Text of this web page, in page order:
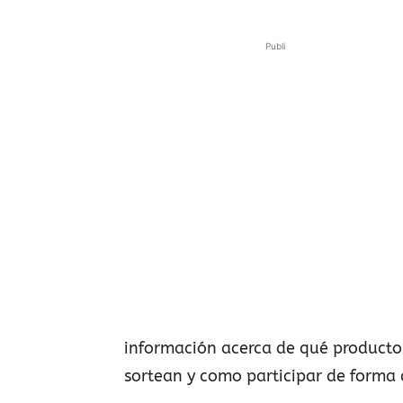
Publi
información acerca de qué
sortean y como participar de forma